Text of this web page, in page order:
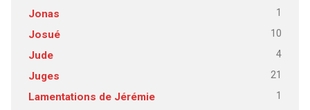
Jonas 1
Josué 10
Jude 4
Juges 21
Lamentations de Jérémie 1